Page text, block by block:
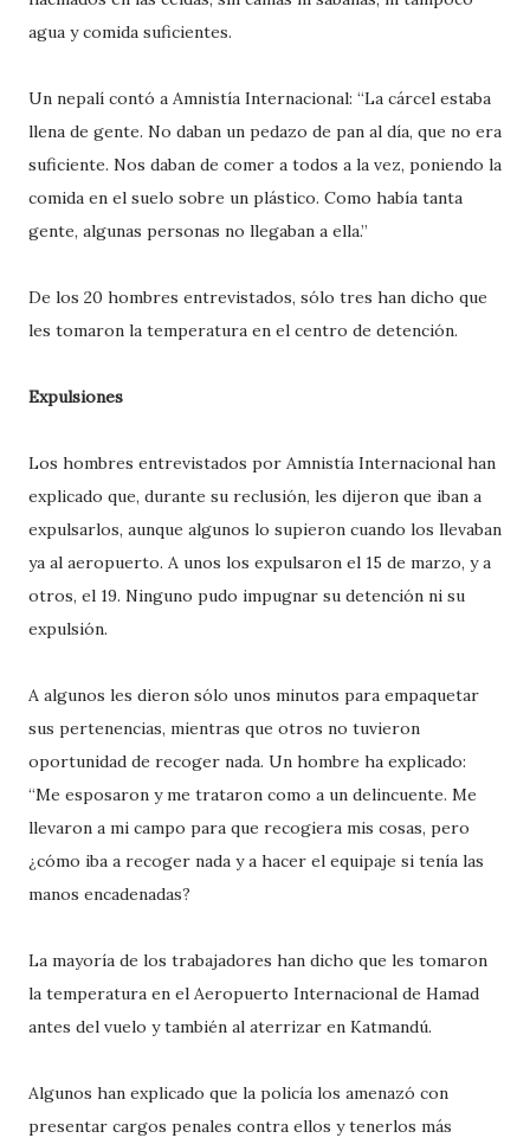
agua y comida suficientes.
Un nepalí contó a Amnistía Internacional: “La cárcel estaba
llena de gente. No daban un pedazo de pan al día, que no era
suficiente. Nos daban de comer a todos a la vez, poniendo la
comida en el suelo sobre un plástico. Como había tanta
gente, algunas personas no llegaban a ella.”
De los 20 hombres entrevistados, sólo tres han dicho que
les tomaron la temperatura en el centro de detención.
Expulsiones
Los hombres entrevistados por Amnistía Internacional han
explicado que, durante su reclusión, les dijeron que iban a
expulsarlos, aunque algunos lo supieron cuando los llevaban
ya al aeropuerto. A unos los expulsaron el 15 de marzo, y a
otros, el 19. Ninguno pudo impugnar su detención ni su
expulsión.
A algunos les dieron sólo unos minutos para empaquetar
sus pertenencias, mientras que otros no tuvieron
oportunidad de recoger nada. Un hombre ha explicado:
“Me esposaron y me trataron como a un delincuente. Me
llevaron a mi campo para que recogiera mis cosas, pero
¿cómo iba a recoger nada y a hacer el equipaje si tenía las
manos encadenadas?
La mayoría de los trabajadores han dicho que les tomaron
la temperatura en el Aeropuerto Internacional de Hamad
antes del vuelo y también al aterrizar en Katmandú.
Algunos han explicado que la policía los amenazó con
presentar cargos penales contra ellos y tenerlos más